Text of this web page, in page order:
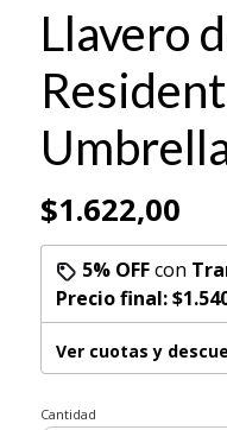
Llavero
$1.622,00
5% OFFcon
Precio final:
Ver cuotas y
Cantidad